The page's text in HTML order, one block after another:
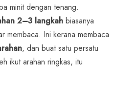
2–3 langkah biasanya
membaca. Ini kerana membaca
, dan buat satu persatu
ikut arahan ringkas, itu